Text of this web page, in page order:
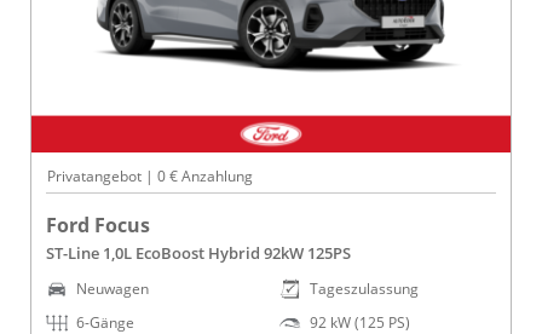
Privatangebot | 0 € Anzahlung
Ford Focus
ST-Line 1,0L EcoBoost Hybrid 92kW 125PS
Neuwagen
6-Gänge
Tageszulassung
92 kW (125 PS)